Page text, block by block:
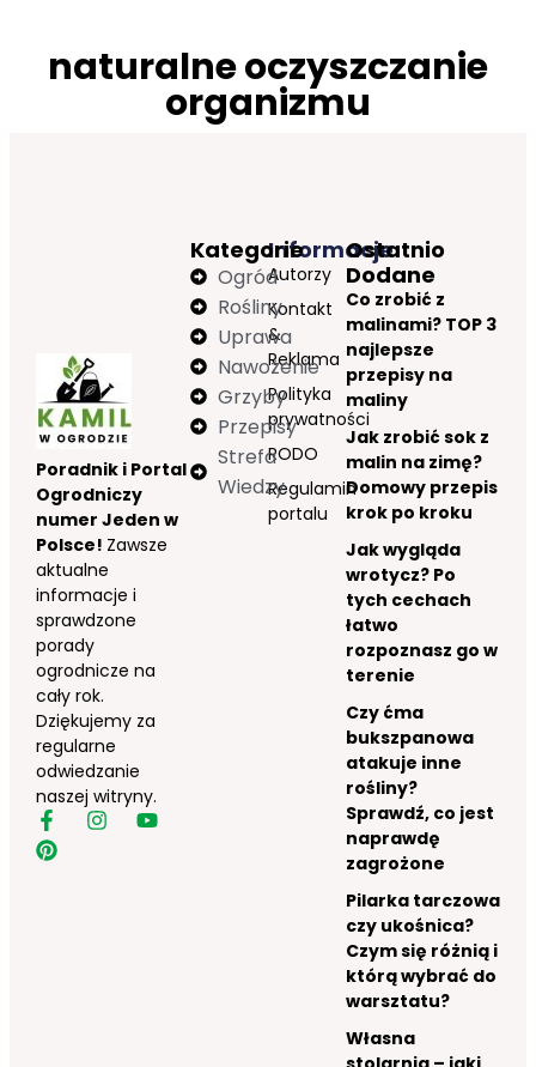
naturalne oczyszczanie
organizmu
Poradnik i Portal
Ogrodniczy
numer Jeden w
Polsce! Zawsze
aktualne
informacje i
sprawdzone
porady
ogrodnicze na
cały rok.
Dziękujemy za
regularne
odwiedzanie
naszej witryny.
Informacje
Autorzy
Kontakt
&
Reklama
Polityka
prywatności
RODO
Regulamin
portalu
Kategorie
Ogród
Rośliny
Uprawa
Nawożenie
Grzyby
Przepisy
Strefa
Wiedzy
Ostatnio
Dodane
Co zrobić z
malinami? TOP 3
najlepsze
przepisy na
maliny
Jak zrobić sok z
malin na zimę?
Domowy przepis
krok po kroku
Jak wygląda
wrotycz? Po
tych cechach
łatwo
rozpoznasz go w
terenie
Czy ćma
bukszpanowa
atakuje inne
rośliny?
Sprawdź, co jest
naprawdę
zagrożone
Pilarka tarczowa
czy ukośnica?
Czym się różnią i
którą wybrać do
warsztatu?
Własna